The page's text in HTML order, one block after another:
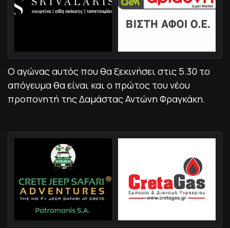
Ο αγώνας αυτός που θα ξεκινήσει στις 5.30 το
απόγευμα θα είναι και ο πρώτος του νέου
προπονητή της Δαμάστας Αντώνη Φραγκάκη.